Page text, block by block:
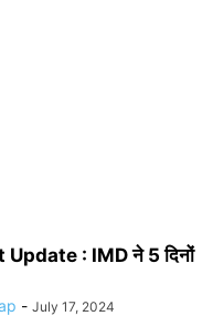
: IMD ने 5 दिनों
- July 17, 2024